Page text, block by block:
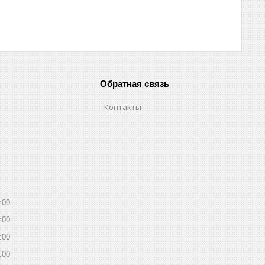
Обратная связь
Контакты